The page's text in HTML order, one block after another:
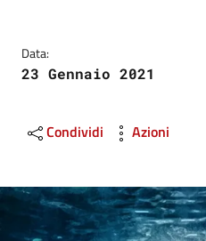
Data:
23 Gennaio 2021
Condividi Azioni
Image